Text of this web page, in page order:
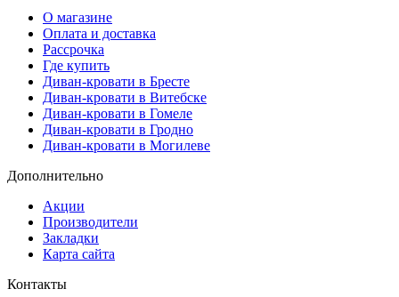
О магазине
Оплата и доставка
Рассрочка
Где купить
Диван-кровати в Бресте
Диван-кровати в Витебске
Диван-кровати в Гомеле
Диван-кровати в Гродно
Диван-кровати в Могилеве
Дополнительно
Акции
Производители
Закладки
Карта сайта
Контакты